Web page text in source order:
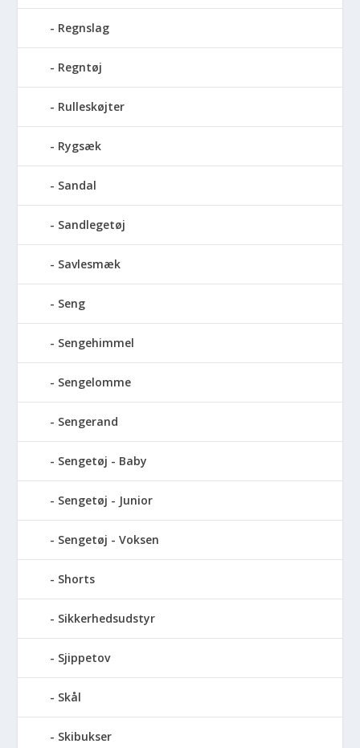
Regnslag
Regntøj
Rulleskøjter
Rygsæk
Sandal
Sandlegetøj
Savlesmæk
Seng
Sengehimmel
Sengelomme
Sengerand
Sengetøj - Baby
Sengetøj - Junior
Sengetøj - Voksen
Shorts
Sikkerhedsudstyr
Sjippetov
Skål
Skibukser